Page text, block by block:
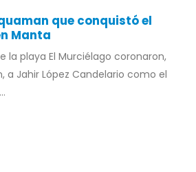
que conquistó el
Manta
la playa El Murciélago coronaron,
a Jahir López Candelario como el